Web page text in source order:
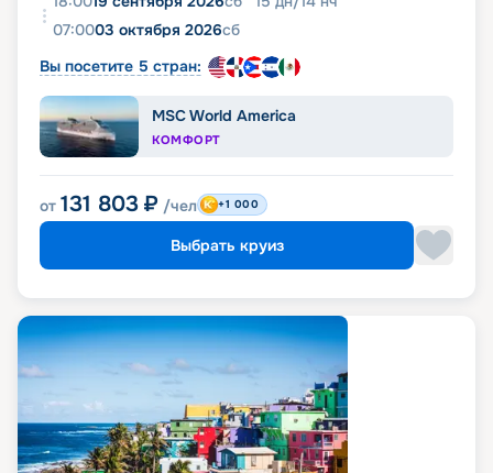
07:0003 октября 2026сб
Вы посетите 5 стран:
MSC World America
КОМФОРТ
от 131 803 ₽ /чел +1 000
Выбрать круиз